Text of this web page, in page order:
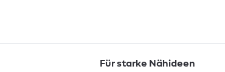
Für starke Nähideen